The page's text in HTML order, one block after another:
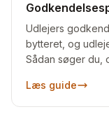
Udlejers
bytteret, og
Sådan søger du,
Læs guide